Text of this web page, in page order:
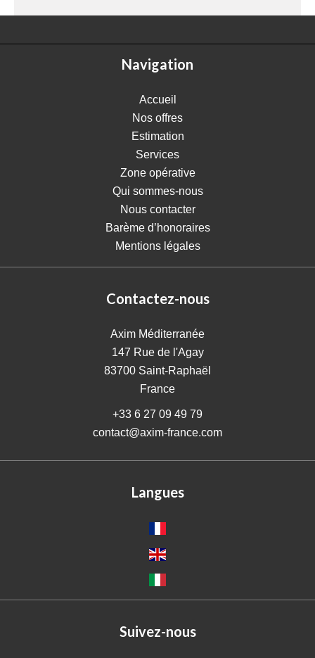
Navigation
Accueil
Nos offres
Estimation
Services
Zone opérative
Qui sommes-nous
Nous contacter
Barème d’honoraires
Mentions légales
Contactez-nous
Axim Méditerranée
147 Rue de l'Agay
83700 Saint-Raphaël
France
+33 6 27 09 49 79
contact@axim-france.com
Langues
Suivez-nous